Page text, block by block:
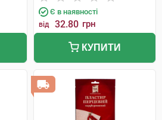
Є в наявності
від 32.80 грн
КУПИТИ